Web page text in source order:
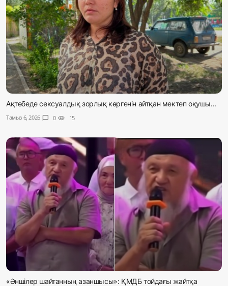
Ақтөбеде сексуалдық зорлық көргенін айтқан мектеп оқушы...
Тамыз 6, 2026 chat_bubble 0 visibility 15
«Әншілер шайтанның азаншысы»: ҚМДБ тойдағы жайтқа